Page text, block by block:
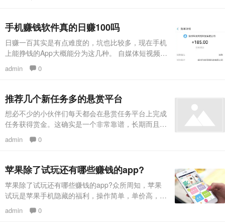
可以上网，我们就可以随时赚钱。而手机赚钱最主流
APP就是一个不错的手机兼职赚赚钱平台。点击这里
下载：https://sourl.cn/MEUwU6 所谓的手机悬赏，
其实很简单的。也许我们都在手机上见过。比如投
手机赚钱软件真的日赚100吗
日赚一百其实是有点难度的，坑也比较多，现在手机
上能挣钱的App大概能分为这几种。 自媒体短视频电
商就不用说了。 一、养成类App，例如什么养猪，盖
楼之类的，前期刚下载的时候可能就直接能够让你提
后面若想再提现，就要不断做任务，看视频广告必不
可少，提现门槛还很高，努力了一个月也未必能够达
到他们的提现要求。 二、看小说，喜欢看小
admin 0
推荐几个新任务多的悬赏平台
想必不少的小伙伴们每天都会在悬赏任务平台上完成
任务获得赏金。这确实是一个非常靠谱，长期而且长
久的项目。想要操作这个项目其实最重要的便是要找
到每天会升级大量的新的悬赏任务的平台。今日我就
作。 平台一：众人帮第一个要推荐的是众人帮，这
应当大家是都是非常了解的平台了。经过了两年长期
的耕耘，这个平台如今已经成为了行业的标兵。注册
量做到上亿
admin 0
苹果除了试玩还有哪些赚钱的app?
苹果除了试玩还有哪些赚钱的app?众所周知，苹果
试玩是苹果手机隐藏的福利，操作简单，单价高，收
益快。但是也有缺点，就是一般下午才有任务，大部
分平台上午晚上都没有任务，导致有些人利用不好时
admin 0